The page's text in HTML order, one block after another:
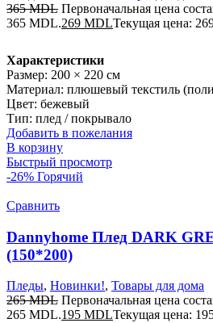
365MDL Первоначальная цена
365 MDL.269 MDLТекущая цена:
Характеристики
Размер: 200 × 220 см
Материал: плюшевый текстиль
Цвет: бежевый
Тип: плед / покрывало
Добавить в пожелания
В корзину
Быстрый просмотр
-26% Горячий
Сравнить
Dannyhome Плед DARK
(150*200)
Пледы, Новинки!, Товары для дома
265MDL Первоначальная цена
265 MDL.195 MDLТекущая цена: